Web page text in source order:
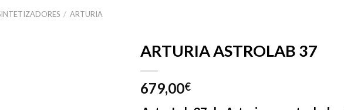
/ ARTURIA
ARTURIA ASTROLAB 37
679,00€